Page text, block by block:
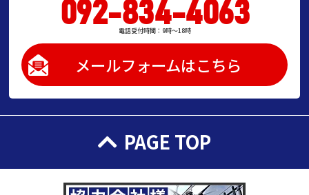
092-834-4063
電話受付時間：9時～18時
メールフォームはこちら
PAGE TOP